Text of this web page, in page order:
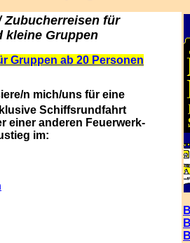
Zubucherreisen für
kleine Gruppen
Gruppen ab 20 Personen
n mich/uns für eine
Schiffsrundfahrt
einer anderen Feuerwerk-
im: